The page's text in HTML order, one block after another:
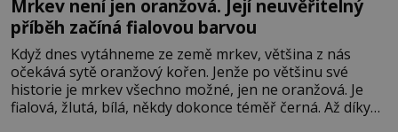
Mrkev není jen oranžová. Její neuvěřitelný
příběh začíná fialovou barvou
Když dnes vytáhneme ze země mrkev, většina z nás
očekává sytě oranžový kořen. Jenže po většinu své
historie je mrkev všechno možné, jen ne oranžová. Je
fialová, žlutá, bílá, někdy dokonce téměř černá. Až díky